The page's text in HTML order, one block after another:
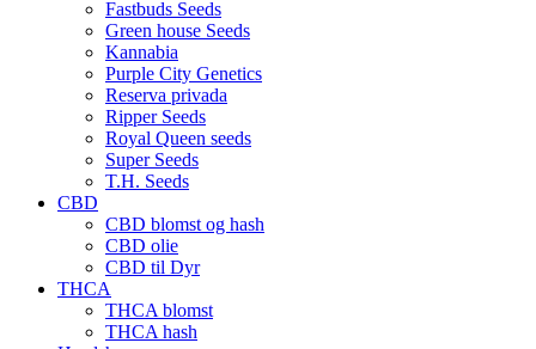
Fastbuds Seeds
Green house Seeds
Kannabia
Purple City Genetics
Reserva privada
Ripper Seeds
Royal Queen seeds
Super Seeds
T.H. Seeds
CBD
CBD blomst og hash
CBD olie
CBD til Dyr
THCA
THCA blomst
THCA hash